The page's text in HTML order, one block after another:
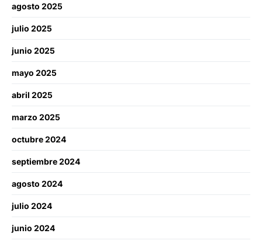
agosto 2025
julio 2025
junio 2025
mayo 2025
abril 2025
marzo 2025
octubre 2024
septiembre 2024
agosto 2024
julio 2024
junio 2024